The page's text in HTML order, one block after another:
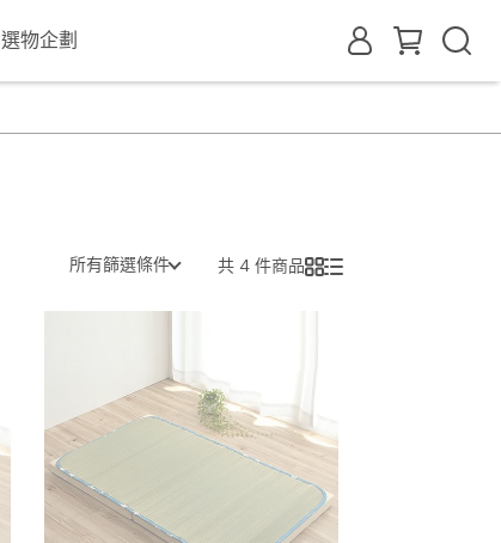
選物企劃
所有篩選條件 共 4 件商品